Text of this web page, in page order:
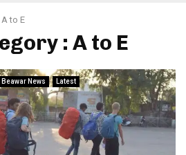
A to E
: A to E
Beawar News Latest